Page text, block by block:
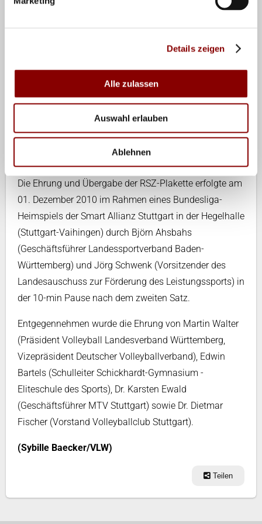
Details zeigen
Alle zulassen
Auswahl erlauben
Ablehnen
Auch die Teilnahme der Nachwuchs-Mannschaften des
Deutschen Jugendmeisterschaften spielen die
Schule / Verein“ durch, bei der die leistungsorientierten
Spielerinnen aktiv in der Schule unterstützt werden und
dadurch sehr gute Resultate in der Gesamtausbildung
Schule / Volleyball erzielen.
Die Ehrung und Übergabe der RSZ-Plakette erfolgte am
01. Dezember 2010 im Rahmen eines Bundesliga-
Heimspiels der Smart Allianz Stuttgart in der Hegelhalle
(Stuttgart-Vaihingen) durch Björn Ahsbahs
(Geschäftsführer Landessportverband Baden-
Württemberg) und Jörg Schwenk (Vorsitzender des
Landesauschuss zur Förderung des Leistungssports) in
der 10-min Pause nach dem zweiten Satz.
Entgegennehmen wurde die Ehrung von Martin Walter
(Präsident Volleyball Landesverband Württemberg,
Vizepräsident Deutscher Volleyballverband), Edwin
Bartels (Schulleiter Schickhardt-Gymnasium -
Eliteschule des Sports), Dr. Karsten Ewald
(Geschäftsführer MTV Stuttgart) sowie Dr. Dietmar
Fischer (Vorstand Volleyballclub Stuttgart).
(Sybille Baecker/VLW)
Teilen